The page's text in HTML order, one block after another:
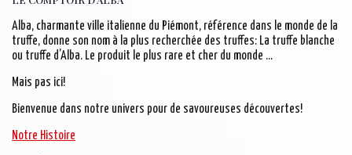
Alba, charmante ville italienne du Piémont, référence dans le monde de la
truffe, donne son nom à la plus recherchée des truffes: La truffe blanche
ou truffe d’Alba. Le produit le plus rare et cher du monde …
Mais pas ici!
Bienvenue dans notre univers pour de savoureuses découvertes!
Notre Histoire